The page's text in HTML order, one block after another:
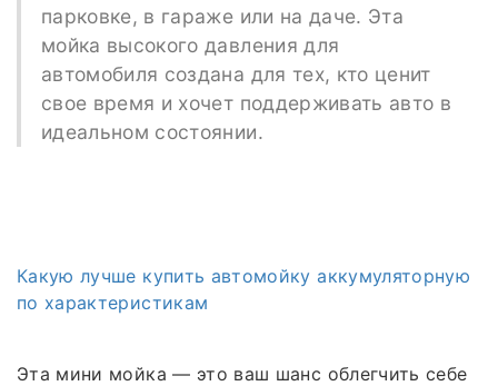
парковке, в гараже или на даче. Эта
мойка высокого давления для
автомобиля создана для тех, кто ценит
свое время и хочет поддерживать авто в
идеальном состоянии.
Какую лучше купить автомойку аккумуляторную
по характеристикам
Эта мини мойка — это ваш шанс облегчить себе